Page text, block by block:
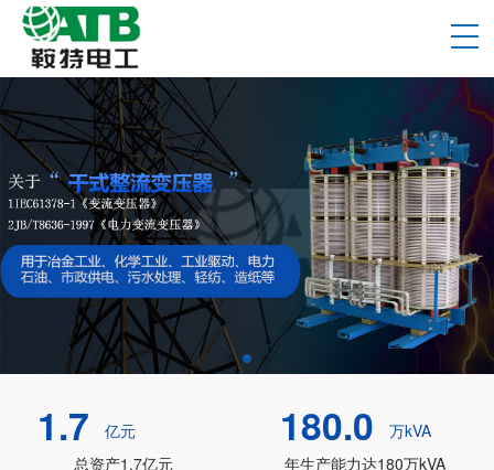
1.7
亿元
总资产1.7亿元
180.0
万kVA
年生产能力达180万kVA